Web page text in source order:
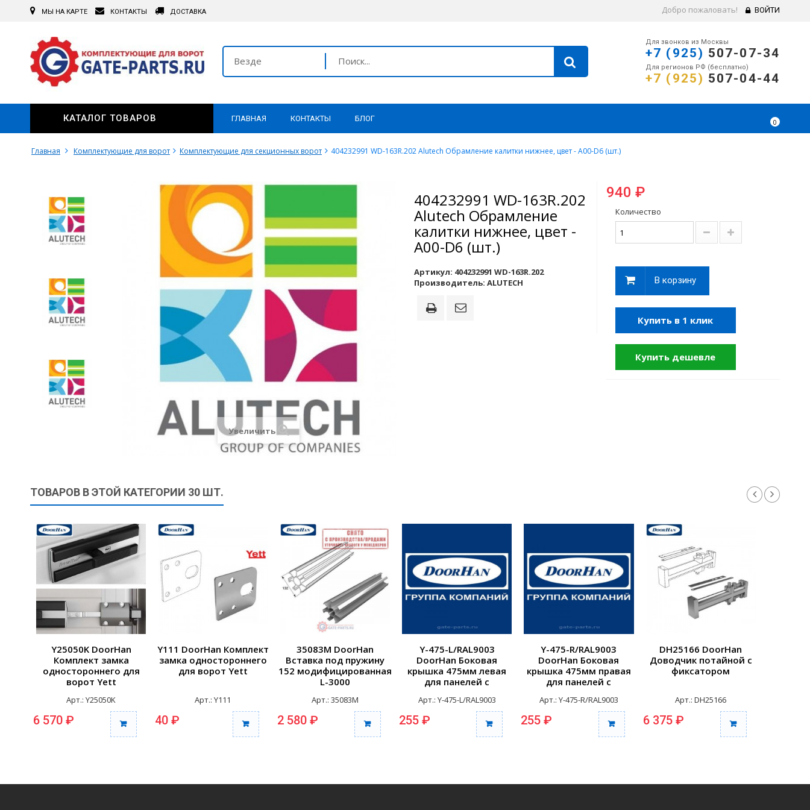
Добро пожаловать! ВОЙТИ
МЫ НА КАРТЕ КОНТАКТЫ ДОСТАВКА
Везде
Для звонков из Москвы
+7 (925) 507-07-34
Для регионов РФ (бесплатно)
+7 (925) 507-04-44
0
ГЛАВНАЯ КОНТАКТЫ БЛОГ
КАТАЛОГ ТОВАРОВ
Главная Комплектующие для ворот Комплектующие для секционных ворот 404232991 WD-163R.202 Alutech Обрамление калитки нижнее, цвет - A00-D6 (шт.)
Увеличить
404232991 WD-163R.202
Alutech Обрамление
калитки нижнее, цвет -
A00-D6 (шт.)
Артикул: 404232991 WD-163R.202
Производитель: ALUTECH
940 ₽
Количество
В корзину
Купить в 1 клик
Купить дешевле
ТОВАРОВ В ЭТОЙ КАТЕГОРИИ 30 ШТ.
Y25050K DoorHan
Комплект замка
одностороннего для
ворот Yett
Арт.: Y25050K
6 570 ₽
Y111 DoorHan Комплект
замка одностороннего
для ворот Yett
Арт.: Y111
40 ₽
35083M DoorHan
Вставка под пружину
152 модифицированная
L-3000
Арт.: 35083M
2 580 ₽
Y-475-L/RAL9003
DoorHan Боковая
крышка 475мм левая
для панелей с
крепления RAL9003
Арт.: Y-475-L/RAL9003
255 ₽
Y-475-R/RAL9003
DoorHan Боковая
крышка 475мм правая
для панелей с
крепления RAL9003
Арт.: Y-475-R/RAL9003
255 ₽
DH25166 DoorHan
Доводчик потайной с
фиксатором
Арт.: DH25166
6 375 ₽